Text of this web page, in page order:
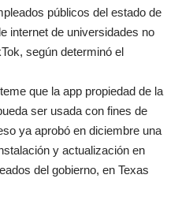
públicos del estado de
internet de universidades no
según determinó el
que la app propiedad de la
ser usada con fines de
ya aprobó en diciembre una
y actualización en
del gobierno, en Texas